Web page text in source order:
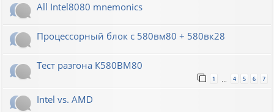
All Intel8080 mnemonics
Процессорный блок с 580вм80 + 580вк28
Тест разгона К580ВМ80
1 … 4 5 6 7
Intel vs. AMD